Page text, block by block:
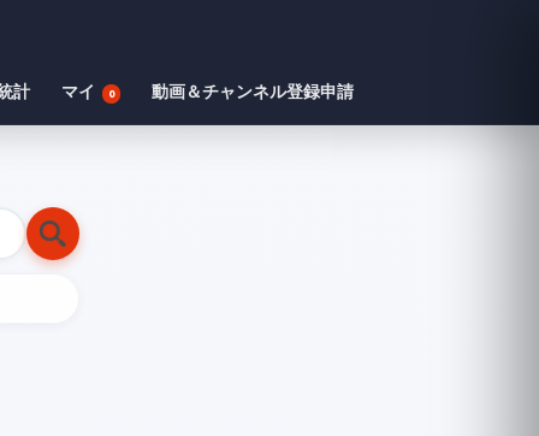
計 マイ 0 動画＆チャンネル登録申請